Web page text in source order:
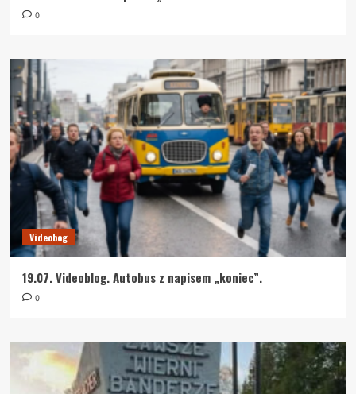
0
Videobog
19.07. Videoblog. Autobus z napisem „koniec”.
0